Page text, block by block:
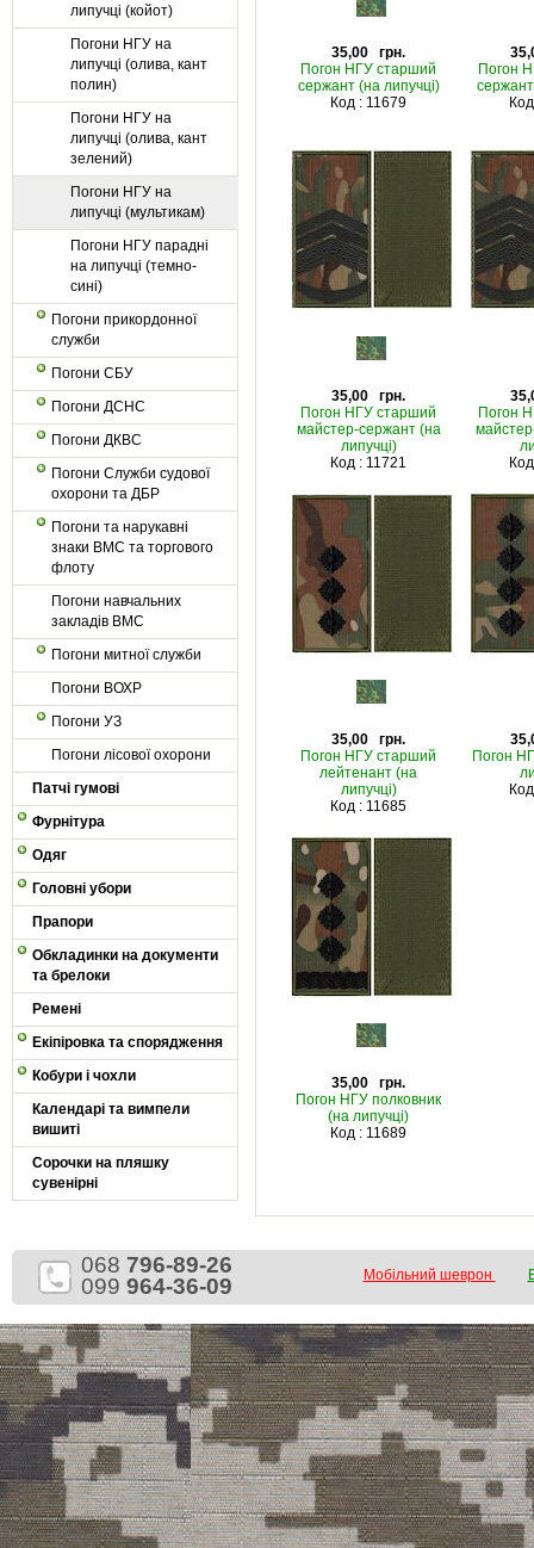
липучці (койот)
Погони НГУ на
липучці (олива, кант
полин)
Погони НГУ на
липучці (олива, кант
зелений)
Погони НГУ на
липучці (мультикам)
Погони НГУ парадні
на липучці (темно-
сині)
Погони прикордонної
служби
Погони СБУ
Погони ДСНС
Погони ДКВС
Погони Служби судової
охорони та ДБР
Погони та нарукавні
знаки ВМС та торгового
флоту
Погони навчальних
закладів ВМС
Погони митної служби
Погони ВОХР
Погони УЗ
Погони лісової охорони
Патчі гумові
Фурнітура
Одяг
Головні убори
Прапори
Обкладинки на документи
та брелоки
Ремені
Екіпіровка та спорядження
Кобури і чохли
Календарі та вимпели
вишиті
Сорочки на пляшку
сувенірні
35,00 грн.
Погон НГУ старший
сержант (на липучці)
Код : 11679
Погон
35,00 грн.
Погон НГУ старший
майстер-сержант (на
липучці)
Код : 11721
Погон
35,00 грн.
Погон НГУ старший
лейтенант (на
липучці)
Код : 11685
Погон
35,00 грн.
Погон НГУ полковник
(на липучці)
Код : 11689
068 796-89-26
099 964-36-09 Мобільний шеврон